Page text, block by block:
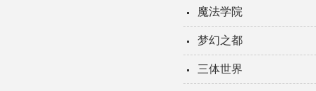
魔法学院
梦幻之都
三体世界